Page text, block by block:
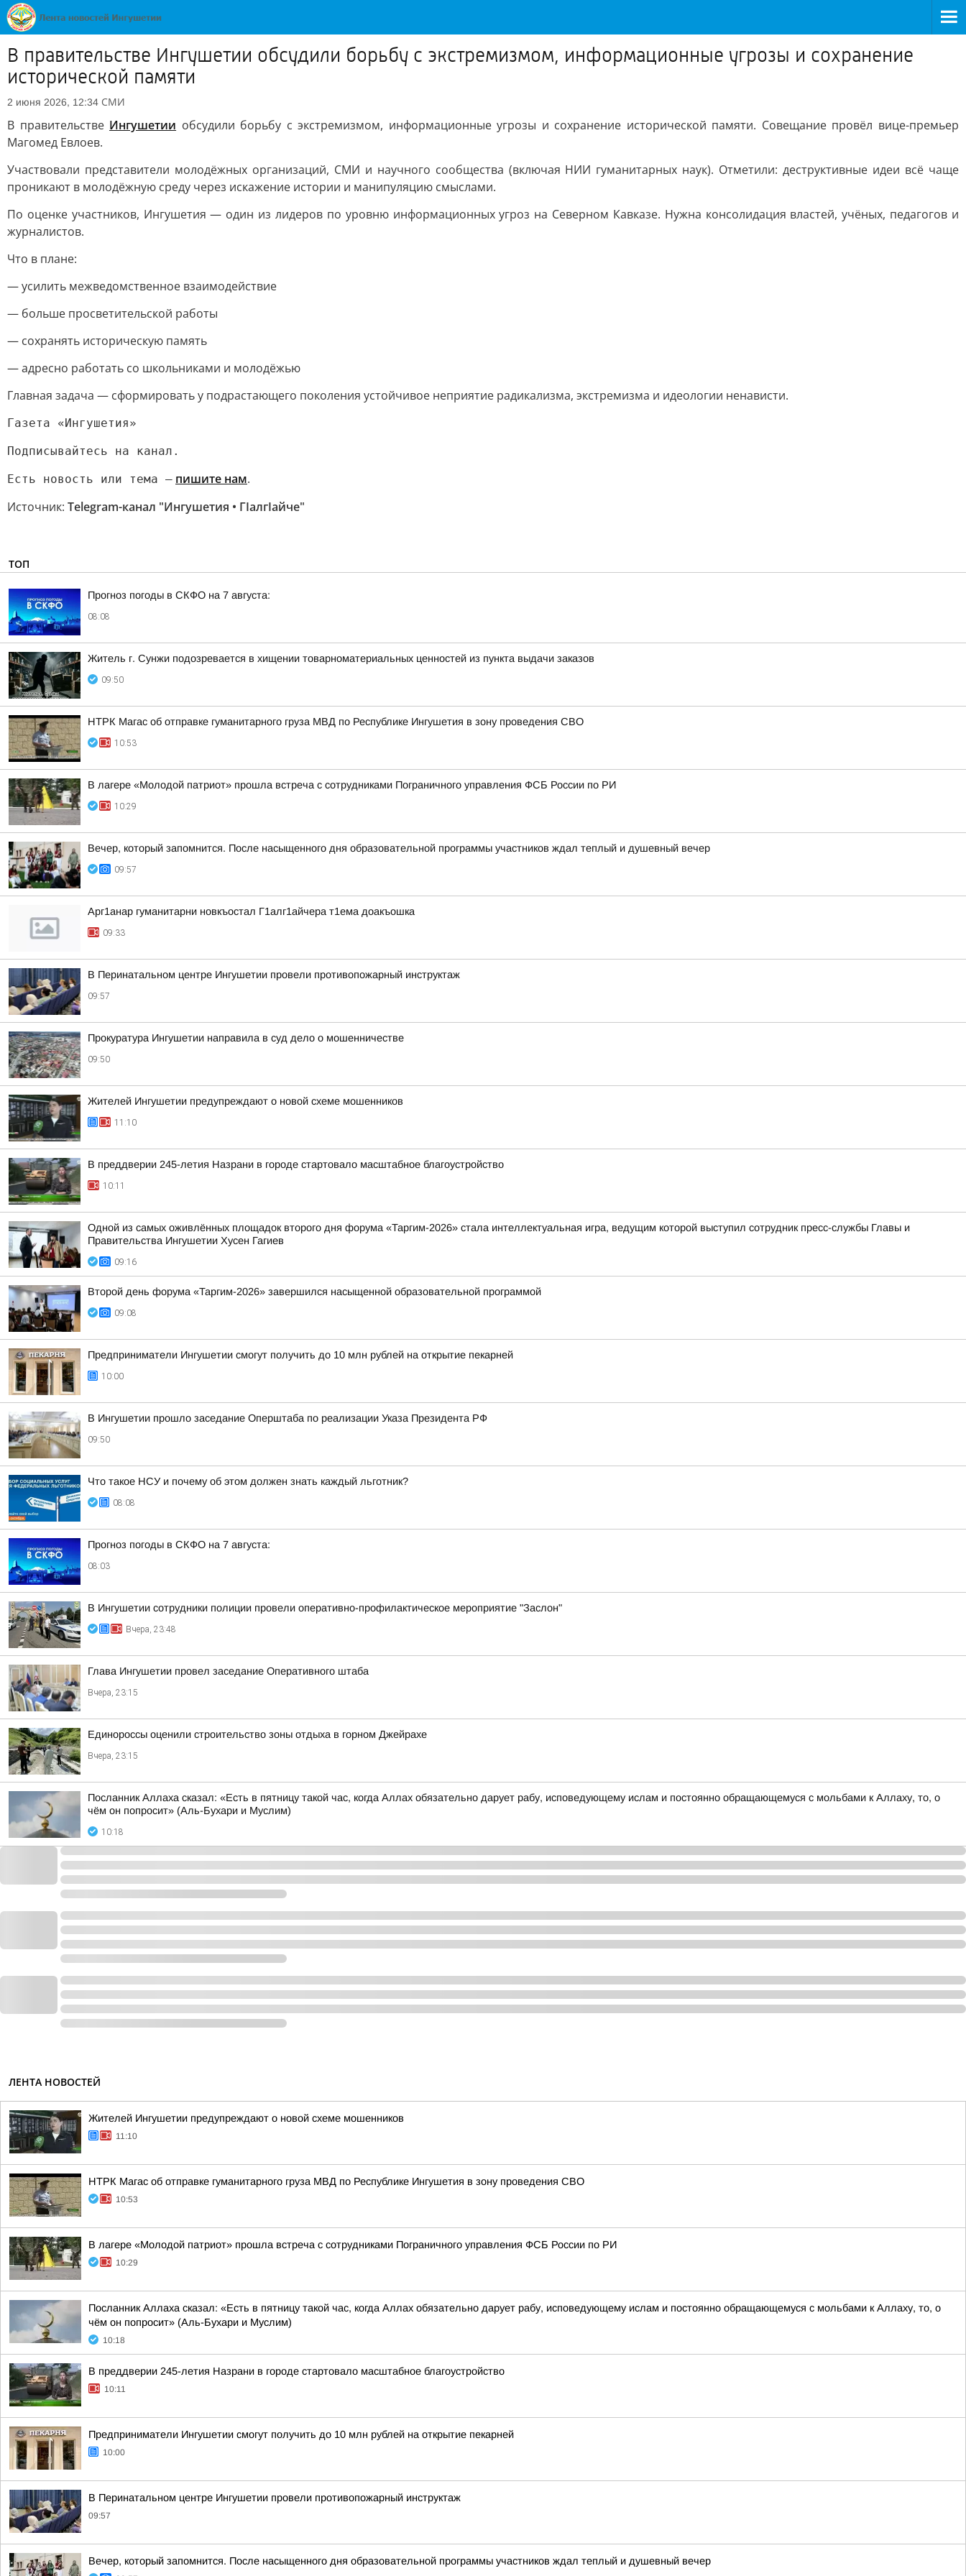
В правительстве Ингушетии обсудили борьбу с экстремизмом, информационные угрозы и сохранение
исторической памяти
2 июня 2026, 12:34 СМИ
В правительстве Ингушетии обсудили борьбу с экстремизмом, информационные угрозы и сохранение исторической памяти. Совещание провёл вице-премьер
Магомед Евлоев.
Участвовали представители молодёжных организаций, СМИ и научного сообщества (включая НИИ гуманитарных наук). Отметили: деструктивные идеи всё чаще
проникают в молодёжную среду через искажение истории и манипуляцию смыслами.
По оценке участников, Ингушетия — один из лидеров по уровню информационных угроз на Северном Кавказе. Нужна консолидация властей, учёных, педагогов и
журналистов.
Что в плане:
— усилить межведомственное взаимодействие
— больше просветительской работы
— сохранять историческую память
— адресно работать со школьниками и молодёжью
Главная задача — сформировать у подрастающего поколения устойчивое неприятие радикализма, экстремизма и идеологии ненависти.
Газета «Ингушетия»
Подписывайтесь на канал.
Есть новость или тема — пишите нам.
Источник: Telegram-канал "Ингушетия • ГIалгIайче"
ТОП
Прогноз погоды в СКФО на 7 августа:
08:08
Житель г. Сунжи подозревается в хищении товарноматериальных ценностей из пункта выдачи заказов
09:50
НТРК Магас об отправке гуманитарного груза МВД по Республике Ингушетия в зону проведения СВО
10:53
В лагере «Молодой патриот» прошла встреча с сотрудниками Пограничного управления ФСБ России по РИ
10:29
Вечер, который запомнится. После насыщенного дня образовательной программы участников ждал теплый и душевный вечер
09:57
Арг1анар гуманитарни новкъостал Г1алг1айчера т1ема доакъошка
09:33
В Перинатальном центре Ингушетии провели противопожарный инструктаж
09:57
Прокуратура Ингушетии направила в суд дело о мошенничестве
09:50
Жителей Ингушетии предупреждают о новой схеме мошенников
11:10
В преддверии 245-летия Назрани в городе стартовало масштабное благоустройство
10:11
Одной из самых оживлённых площадок второго дня форума «Таргим-2026» стала интеллектуальная игра, ведущим которой выступил сотрудник пресс-службы Главы и
Правительства Ингушетии Хусен Гагиев
09:16
Второй день форума «Таргим-2026» завершился насыщенной образовательной программой
09:08
Предприниматели Ингушетии смогут получить до 10 млн рублей на открытие пекарней
10:00
В Ингушетии прошло заседание Оперштаба по реализации Указа Президента РФ
09:50
Что такое НСУ и почему об этом должен знать каждый льготник?
08:08
Прогноз погоды в СКФО на 7 августа:
08:03
В Ингушетии сотрудники полиции провели оперативно-профилактическое мероприятие "Заслон"
Вчера, 23:48
Глава Ингушетии провел заседание Оперативного штаба
Вчера, 23:15
Единороссы оценили строительство зоны отдыха в горном Джейрахе
Вчера, 23:15
Посланник Аллаха сказал: «Есть в пятницу такой час, когда Аллах обязательно дарует рабу, исповедующему ислам и постоянно обращающемуся с мольбами к Аллаху, то, о
чём он попросит» (Аль-Бухари и Муслим)
10:18
ЛЕНТА НОВОСТЕЙ
Жителей Ингушетии предупреждают о новой схеме мошенников
11:10
НТРК Магас об отправке гуманитарного груза МВД по Республике Ингушетия в зону проведения СВО
10:53
В лагере «Молодой патриот» прошла встреча с сотрудниками Пограничного управления ФСБ России по РИ
10:29
Посланник Аллаха сказал: «Есть в пятницу такой час, когда Аллах обязательно дарует рабу, исповедующему ислам и постоянно обращающемуся с мольбами к Аллаху, то, о
чём он попросит» (Аль-Бухари и Муслим)
10:18
В преддверии 245-летия Назрани в городе стартовало масштабное благоустройство
10:11
Предприниматели Ингушетии смогут получить до 10 млн рублей на открытие пекарней
10:00
В Перинатальном центре Ингушетии провели противопожарный инструктаж
09:57
Вечер, который запомнится. После насыщенного дня образовательной программы участников ждал теплый и душевный вечер